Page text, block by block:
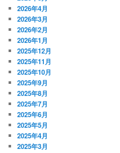
2026年4月
2026年3月
2026年2月
2026年1月
2025年12月
2025年11月
2025年10月
2025年9月
2025年8月
2025年7月
2025年6月
2025年5月
2025年4月
2025年3月